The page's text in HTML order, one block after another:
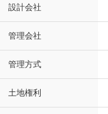
設計会社
管理会社
管理方式
土地権利